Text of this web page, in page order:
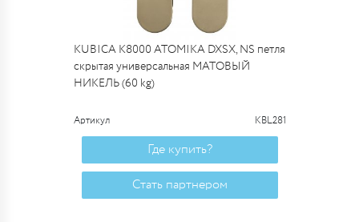
KUBICA K8000 ATOMIKA DXSX, NS петля
скрытая универсальная МАТОВЫЙ
НИКЕЛЬ (60 kg)
Артикул KBL281
Где купить?
Стать партнером